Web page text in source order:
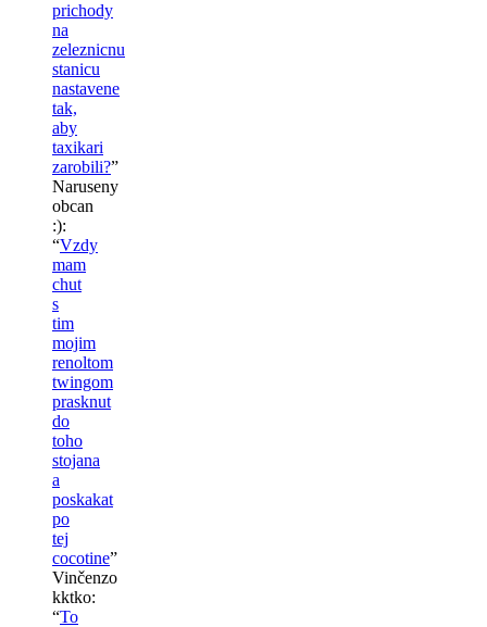
prichody
na
zeleznicnu
stanicu
nastavene
tak,
aby
taxikari
zarobili?”
Naruseny
obcan
:):
“Vzdy
mam
chut
s
tim
mojim
renoltom
twingom
prasknut
do
toho
stojana
a
poskakat
po
tej
cocotine”
Vinčenzo
kktko:
“To